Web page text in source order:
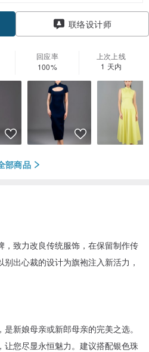
联络设计师
回应率
100%
上次上线
1 天内
部商品
致力改良传统服饰，在保留制作传
出心裁的设计为旗袍注入新活力，
新娘母亲或新郎母亲的完美之选。
您尽显永恒魅力。建议搭配银色珠